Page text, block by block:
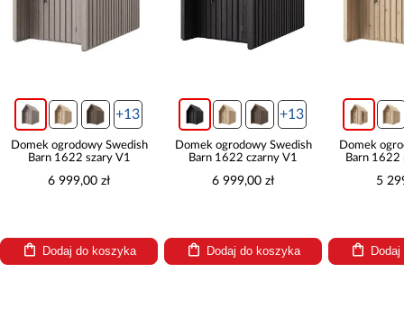
+13
Domek ogrodowy Swedish
Barn 1622 szary V1
6 999,00 zł
Dodaj do koszyka
+13
Domek ogrodowy Swedish
Barn 1622 czarny V1
6 999,00 zł
Dodaj do koszyka
Domek
Barn 1622
5